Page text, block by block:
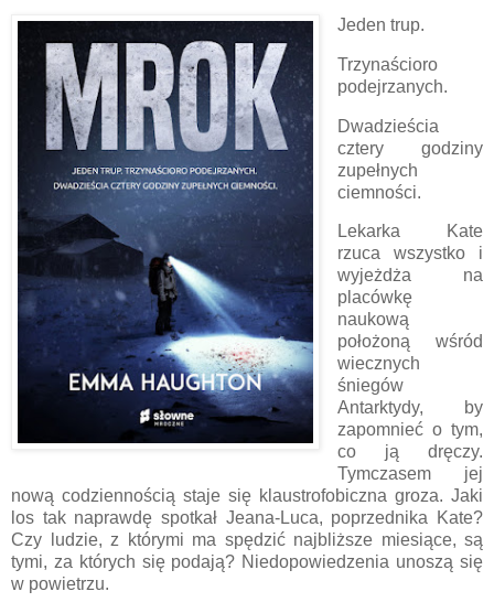
Jeden trup.
Trzynaścioro
podejrzanych.
Dwadzieścia
cztery godziny
zupełnych
ciemności.
Lekarka Kate
rzuca wszystko i
wyjeżdża na
placówkę
naukową
położoną wśród
wiecznych
śniegów
Antarktydy, by
zapomnieć o tym,
co ją dręczy.
Tymczasem jej
nową codziennością staje się klaustrofobiczna groza. Jaki
los tak naprawdę spotkał Jeana-Luca, poprzednika Kate?
Czy ludzie, z którymi ma spędzić najbliższe miesiące, są
tymi, za których się podają? Niedopowiedzenia unoszą się
w powietrzu.